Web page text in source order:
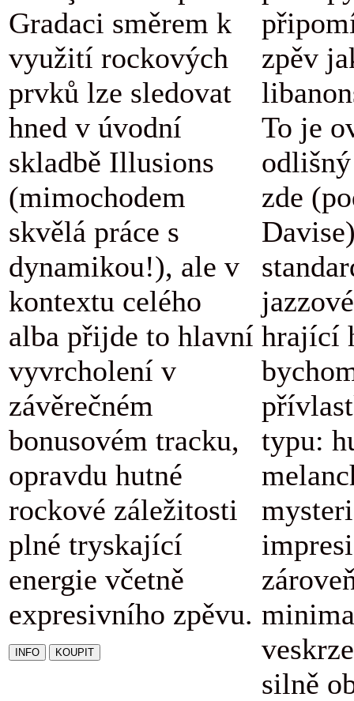
Gradaci směrem k
využití rockových
prvků lze sledovat
hned v úvodní
skladbě Illusions
(mimochodem
skvělá práce s
dynamikou!), ale v
kontextu celého
alba přijde to hlavní
vyvrcholení v
závěrečném
bonusovém tracku,
opravdu hutné
rockové záležitosti
plné tryskající
energie včetně
expresivního zpěvu.
zpěv
To je
zde
hrající
typu:
silně